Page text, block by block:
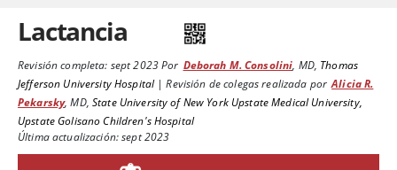
Lactancia
Revisión completa: sept 2023Por Deborah M. Consolini, MD, Thomas
Jefferson University Hospital|Revisión de colegas realizada por Alicia R.
Pekarsky,MD, State University of New York Upstate Medical University,
Upstate Golisano Children's Hospital
Última actualización: sept 2023